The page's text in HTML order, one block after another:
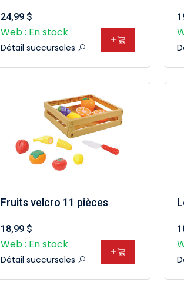
24,99 $
Web : En stock
Détail succursales
+
Fruits velcro 11 pièces
18,99 $
Web : En stock
Détail succursales
+